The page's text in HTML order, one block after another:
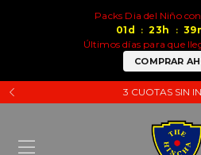
Packs Dia del Niño
01 d : 23 h : 39
Últimos días para que
COMPRAR
3 CUOTAS SIN